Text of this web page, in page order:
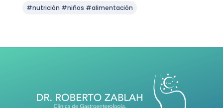
#nutrición #niños #alimentación